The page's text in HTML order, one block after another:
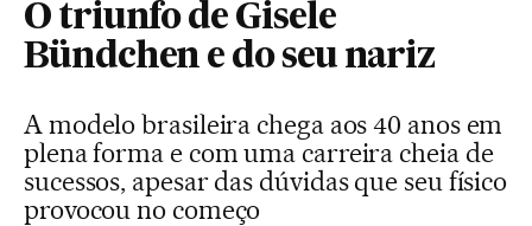
O triunfo de Gisele
Bündchen e do seu nariz
A modelo brasileira chega aos 40 anos em
plena forma e com uma carreira cheia de
sucessos, apesar das dúvidas que seu físico
provocou no começo